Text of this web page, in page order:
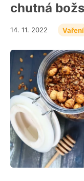
chutná
14. 11. 2022 Vaření